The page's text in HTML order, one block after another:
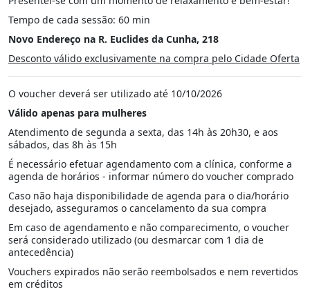
Tempo de cada sessão: 60 min
Novo Endereço na R. Euclides da Cunha, 218
Desconto válido exclusivamente na compra pelo Cidade Oferta
O voucher deverá ser utilizado até 10/10/2026
Válido apenas para mulheres
Atendimento de segunda a sexta, das 14h às 20h30, e aos
sábados, das 8h às 15h
É necessário efetuar agendamento com a clínica, conforme a
agenda de horários - informar número do voucher comprado
Caso não haja disponibilidade de agenda para o dia/horário
desejado, asseguramos o cancelamento da sua compra
Em caso de agendamento e não comparecimento, o voucher
será considerado utilizado (ou desmarcar com 1 dia de
antecedência)
Vouchers expirados não serão reembolsados e nem revertidos
em créditos